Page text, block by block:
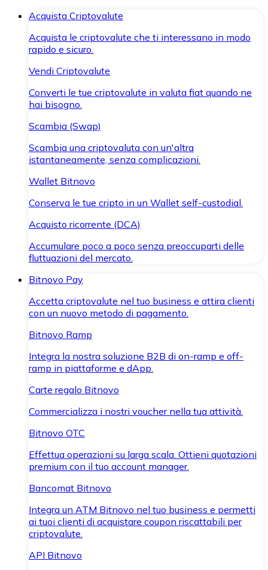
Acquista Criptovalute
Acquista le criptovalute che ti interessano in modo
rapido e sicuro.
Vendi Criptovalute
Converti le tue criptovalute in valuta fiat quando ne
hai bisogno.
Scambia (Swap)
Scambia una criptovaluta con un'altra
istantaneamente, senza complicazioni.
Wallet Bitnovo
Conserva le tue cripto in un Wallet self-custodial.
Acquisto ricorrente (DCA)
Accumulare poco a poco senza preoccuparti delle
fluttuazioni del mercato.
Bitnovo Pay
Accetta criptovalute nel tuo business e attira clienti
con un nuovo metodo di pagamento.
Bitnovo Ramp
Integra la nostra soluzione B2B di on-ramp e off-
ramp in piattaforme e dApp.
Carte regalo Bitnovo
Commercializza i nostri voucher nella tua attività.
Bitnovo OTC
Effettua operazioni su larga scala. Ottieni quotazioni
premium con il tuo account manager.
Bancomat Bitnovo
Integra un ATM Bitnovo nel tuo business e permetti
ai tuoi clienti di acquistare coupon riscattabili per
criptovalute.
API Bitnovo